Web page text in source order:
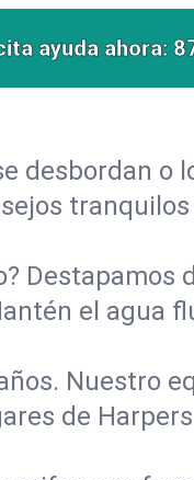
ayuda ahora:
desbordan o
Destapamos
el agua
Nuestro
de